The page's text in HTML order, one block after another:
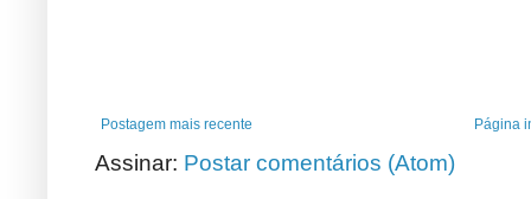
Postagem mais recente Página
Assinar: Postar comentários (Atom)